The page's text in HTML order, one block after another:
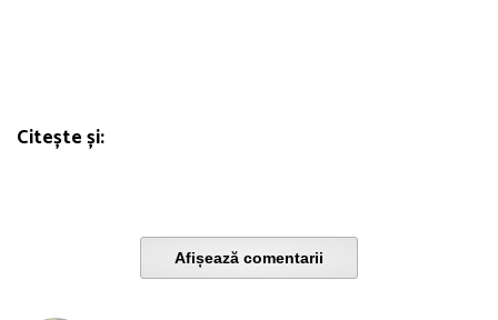
Citește și:
Afișează comentarii